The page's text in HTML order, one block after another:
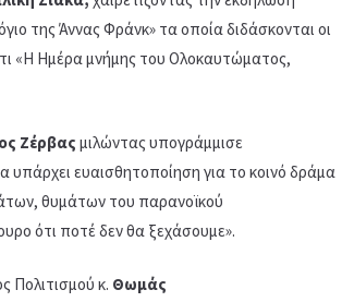
της Άννας Φράνκ» τα οποία διδάσκονται οι
«Η Ημέρα μνήμης του Ολοκαυτώματος,
Ζέρβας μιλώντας υπογράμμισε
υπάρχει ευαισθητοποίηση για το κοινό δράμα
θυμάτων του παρανοϊκού
ότι ποτέ δεν θα ξεχάσουμε».
Πολιτισμού κ. Θωμάς